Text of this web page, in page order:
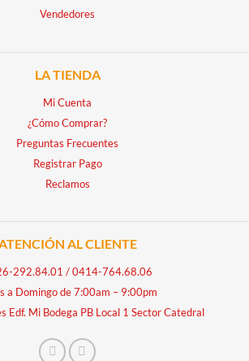
Vendedores
LA TIENDA
Mi Cuenta
¿Cómo Comprar?
Preguntas Frecuentes
Registrar Pago
Reclamos
AL CLIENTE
292.84.01 /0414-764.68.06
a Domingo de 7:00am – 9:00pm
Edf. Mi Bodega PB Local 1 Sector Catedral